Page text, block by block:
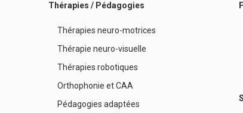
Thérapies / Pédagogies
Thérapies neuro-motrices
Thérapie neuro-visuelle
Thérapies robotiques
Orthophonie et CAA
Pédagogies adaptées